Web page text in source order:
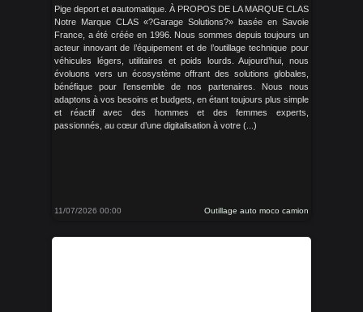
Pige deport et øautomatique. À PROPOS DE LA MARQUE CLAS
Notre Marque CLAS «?Garage Solutions?» basée en Savoie
France, a été créée en 1996. Nous sommes depuis toujours un
acteur innovant de l’équipement et de l’outillage technique pour
véhicules légers, utilitaires et poids lourds. Aujourd’hui, nous
évoluons vers un écosystème offrant des solutions globales,
bénéfique pour l’ensemble de nos partenaires. Nous nous
adaptons à vos besoins et budgets, en étant toujours plus simple
et réactif avec des hommes et des femmes experts,
passionnés, au cœur d’une digitalisation à votre (...)
11/07/2026 00:00 Outillage auto moco camion